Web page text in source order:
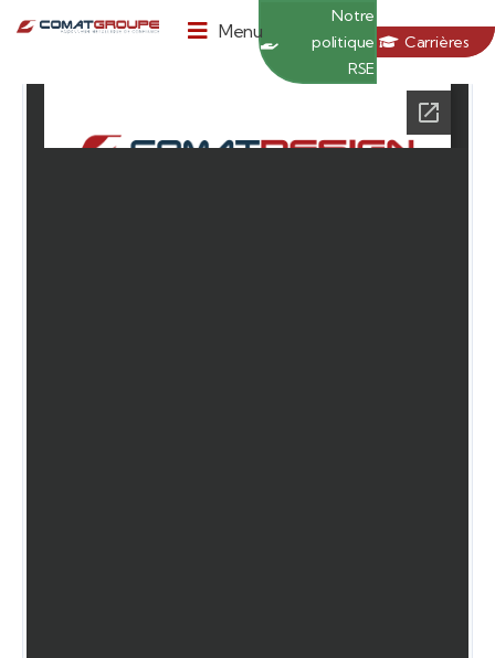
Menu
Notre
politique
RSE
Carrières